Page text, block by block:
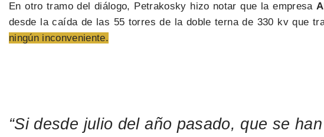
En otro tramo del diálogo, Petrakosky hizo notar que la empresa
desde la caída de las 55 torres de la doble terna de 330 kv que
ningún inconveniente.
“Si desde julio del año pasado, que se